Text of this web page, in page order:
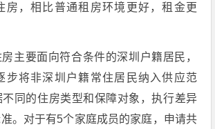
房，相比普通租房环境更好，租金更
主要面向符合条件的深圳户籍居民，
步将非深圳户籍常住居民纳入供应范
不同的住房类型和保障对象，执行差异
。对于有5个家庭成员的家庭，申请共